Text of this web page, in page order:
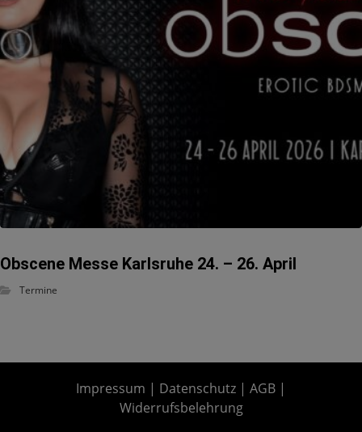
Obscene Messe Karlsruhe 24. – 26. April
Termine
Impressum | Datenschutz | AGB |
Widerrufsbelehrung